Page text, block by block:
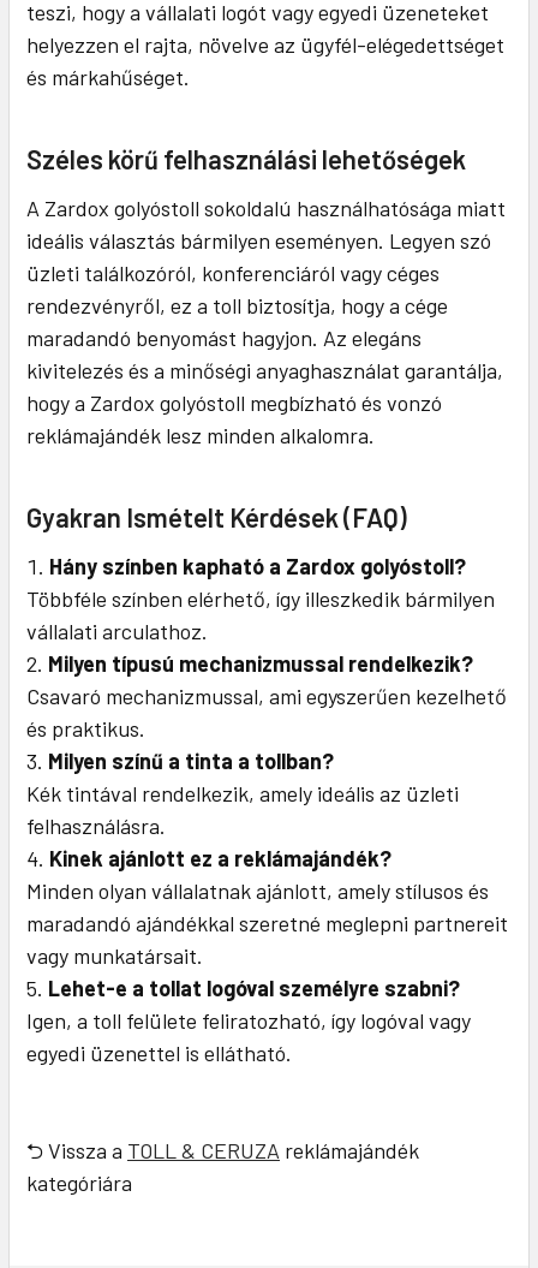
teszi, hogy a vállalati logót vagy egyedi üzeneteket
helyezzen el rajta, növelve az ügyfél-elégedettséget
és márkahűséget.
Széles körű felhasználási lehetőségek
A Zardox golyóstoll sokoldalú használhatósága miatt
ideális választás bármilyen eseményen. Legyen szó
üzleti találkozóról, konferenciáról vagy céges
rendezvényről, ez a toll biztosítja, hogy a cége
maradandó benyomást hagyjon. Az elegáns
kivitelezés és a minőségi anyaghasználat garantálja,
hogy a Zardox golyóstoll megbízható és vonzó
reklámajándék lesz minden alkalomra.
Gyakran Ismételt Kérdések (FAQ)
Hány színben kapható a Zardox golyóstoll?
Többféle színben elérhető, így illeszkedik bármilyen
vállalati arculathoz.
Milyen típusú mechanizmussal rendelkezik?
Csavaró mechanizmussal, ami egyszerűen kezelhető
és praktikus.
Milyen színű a tinta a tollban?
Kék tintával rendelkezik, amely ideális az üzleti
felhasználásra.
Kinek ajánlott ez a reklámajándék?
Minden olyan vállalatnak ajánlott, amely stílusos és
maradandó ajándékkal szeretné meglepni partnereit
vagy munkatársait.
Lehet-e a tollat logóval személyre szabni?
Igen, a toll felülete feliratozható, így logóval vagy
egyedi üzenettel is ellátható.
⮌ Vissza a TOLL & CERUZA reklámajándék
kategóriára